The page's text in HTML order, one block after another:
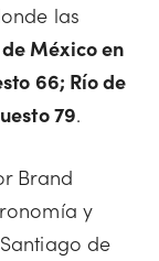
las
México en
66; Río de
79.
Brand
y
de